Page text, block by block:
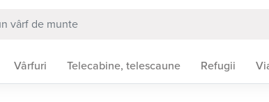
Vârfuri Telecabine, telescaune Refugii